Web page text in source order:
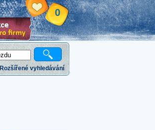
0
Rozšířené vyhledávání